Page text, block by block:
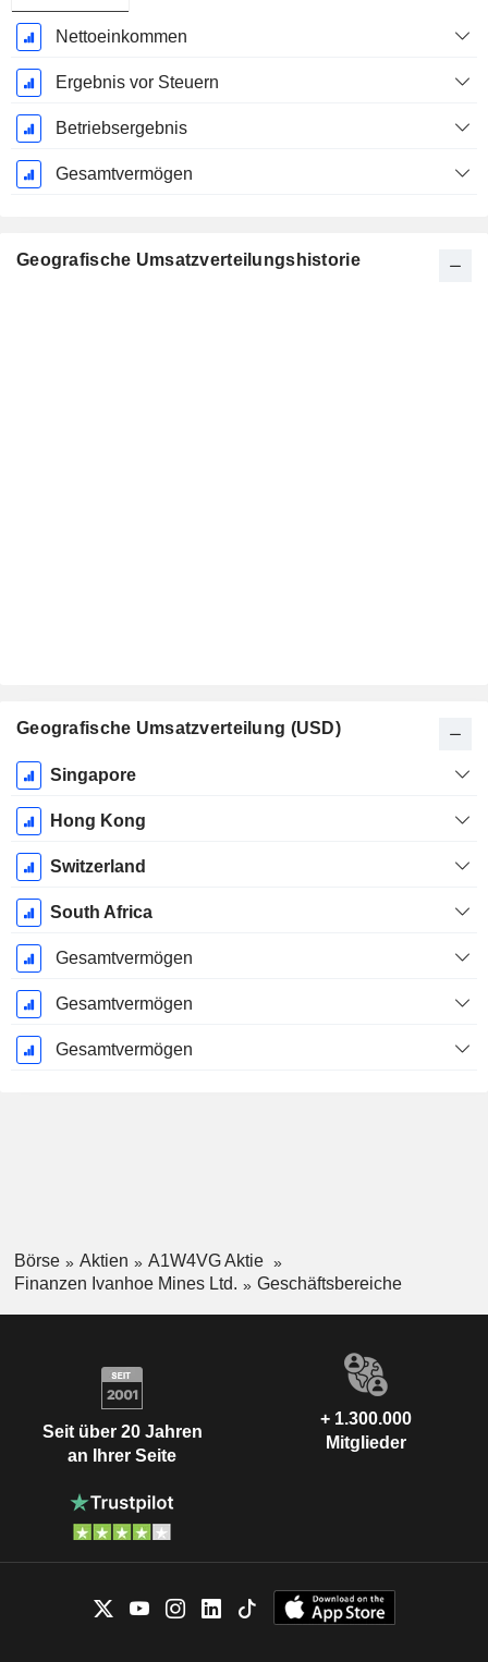
Nettoeinkommen
Ergebnis vor Steuern
Betriebsergebnis
Gesamtvermögen
Geografische Umsatzverteilungshistorie
Geografische Umsatzverteilung (USD)
Ende d.
Geschäftsjahres:
Dezember
Singapore
Hong Kong
Switzerland
South Africa
Gesamtvermögen
Gesamtvermögen
Gesamtvermögen
Börse Aktien
A1W4VG Aktie
Finanzen Ivanhoe Mines Ltd.
Geschäftsbereiche
Seit über 20 Jahren
an Ihrer Seite
+ 1.300.000
Mitglieder